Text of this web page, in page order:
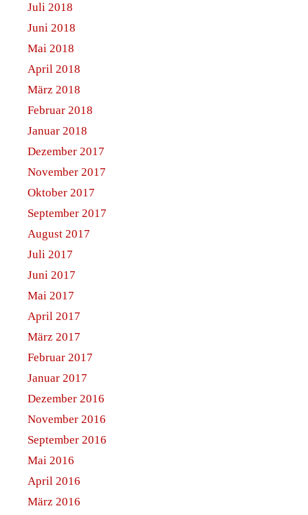
Juli 2018
Juni 2018
Mai 2018
April 2018
März 2018
Februar 2018
Januar 2018
Dezember 2017
November 2017
Oktober 2017
September 2017
August 2017
Juli 2017
Juni 2017
Mai 2017
April 2017
März 2017
Februar 2017
Januar 2017
Dezember 2016
November 2016
September 2016
Mai 2016
April 2016
März 2016